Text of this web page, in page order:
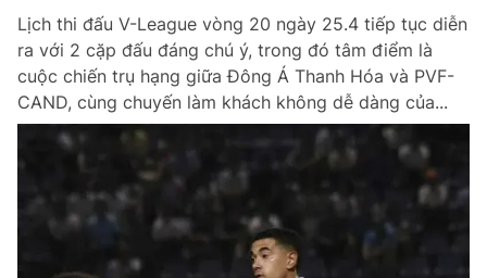
Lịch thi đấu V-League vòng 20 ngày 25.4 tiếp tục diễn
ra với 2 cặp đấu đáng chú ý, trong đó tâm điểm là
cuộc chiến trụ hạng giữa Đông Á Thanh Hóa và PVF-
CAND, cùng chuyến làm khách không dễ dàng của...